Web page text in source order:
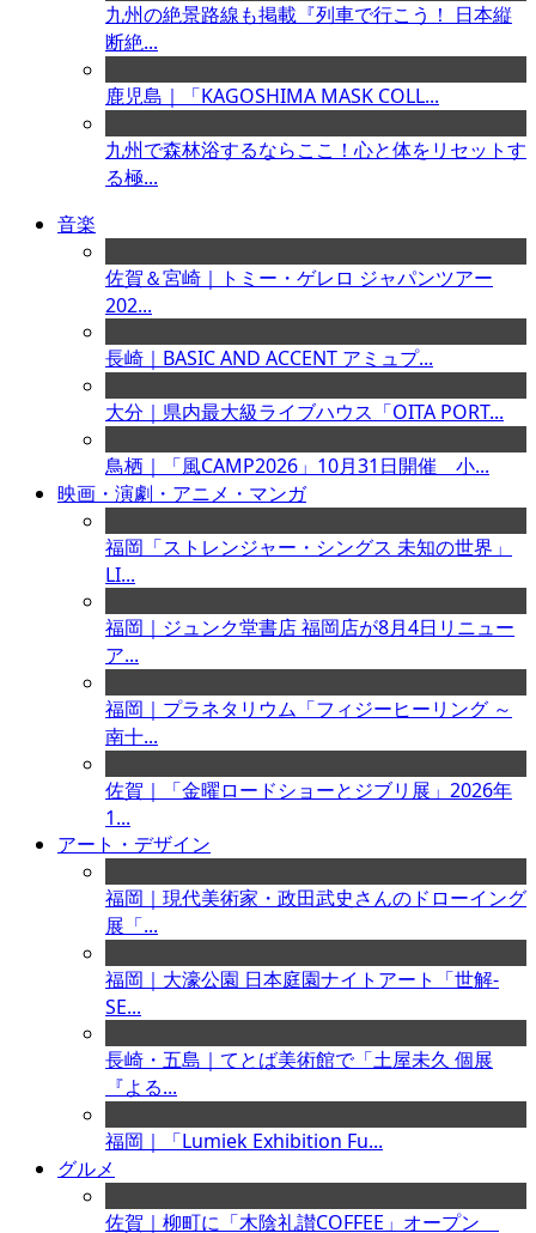
九州の絶景路線も掲載『列車で行こう！ 日本縦
断絶...
鹿児島｜「KAGOSHIMA MASK COLL...
九州で森林浴するならここ！心と体をリセットす
る極...
音楽
佐賀＆宮崎｜トミー・ゲレロ ジャパンツアー
202...
長崎｜BASIC AND ACCENT アミュプ...
大分｜県内最大級ライブハウス「OITA PORT...
鳥栖｜「風CAMP2026」10月31日開催 小...
映画・演劇・アニメ・マンガ
福岡「ストレンジャー・シングス 未知の世界」
LI...
福岡｜ジュンク堂書店 福岡店が8月4日リニュー
ア...
福岡｜プラネタリウム「フィジーヒーリング ～
南十...
佐賀｜「金曜ロードショーとジブリ展」2026年
1...
アート・デザイン
福岡｜現代美術家・政田武史さんのドローイング
展「...
福岡｜大濠公園 日本庭園ナイトアート「世解-
SE...
長崎・五島｜てとば美術館で「土屋未久 個展
『よる...
福岡｜「Lumiek Exhibition Fu...
グルメ
佐賀｜柳町に「木陰礼讃COFFEE」オープン